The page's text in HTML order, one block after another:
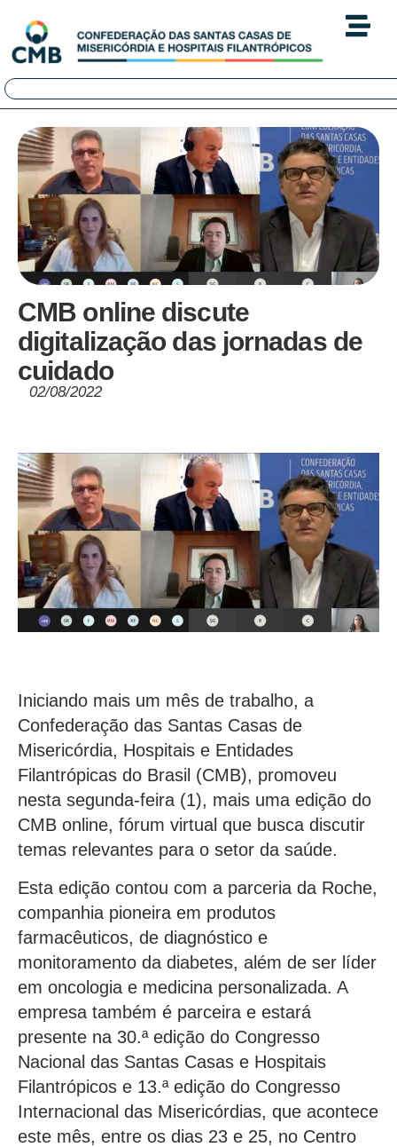
CMB online discute
digitalização das jornadas de
cuidado
02/08/2022
Iniciando mais um mês de trabalho, a
Confederação das Santas Casas de
Misericórdia, Hospitais e Entidades
Filantrópicas do Brasil (CMB), promoveu
nesta segunda-feira (1), mais uma edição do
CMB online, fórum virtual que busca discutir
temas relevantes para o setor da saúde.
Esta edição contou com a parceria da Roche,
companhia pioneira em produtos
farmacêuticos, de diagnóstico e
monitoramento da diabetes, além de ser líder
em oncologia e medicina personalizada. A
empresa também é parceira e estará
presente na 30.ª edição do Congresso
Nacional das Santas Casas e Hospitais
Filantrópicos e 13.ª edição do Congresso
Internacional das Misericórdias, que acontece
este mês, entre os dias 23 e 25, no Centro